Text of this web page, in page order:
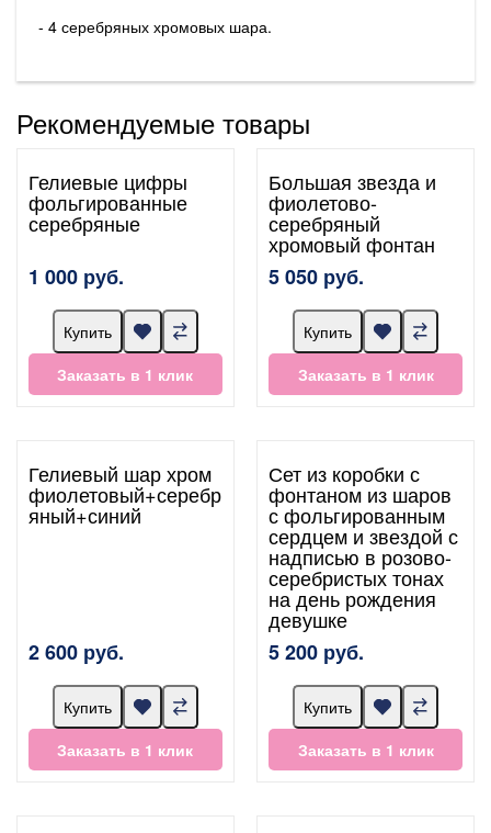
- 4 серебряных хромовых шара.
Рекомендуемые товары
Гелиевые цифры
фольгированные
серебряные
1 000 руб.
Купить
Заказать в 1 клик
Большая звезда и
фиолетово-
серебряный
хромовый фонтан
5 050 руб.
Купить
Заказать в 1 клик
Гелиевый шар хром
фиолетовый+серебр
яный+синий
2 600 руб.
Купить
Заказать в 1 клик
Сет из коробки с
фонтаном из шаров
с фольгированным
сердцем и звездой с
надписью в розово-
серебристых тонах
на день рождения
девушке
5 200 руб.
Купить
Заказать в 1 клик